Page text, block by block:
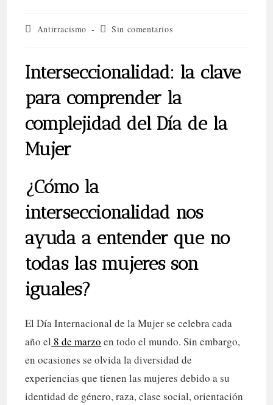
Categoría
entrada:
Antirracismo
Comentarios
entrada:
Sin comentarios
Interseccionalidad: la clave
para comprender la
complejidad del Día de la
Mujer
¿Cómo la
interseccionalidad nos
ayuda a entender que no
todas las mujeres son
iguales?
El Día Internacional de la Mujer se celebra cada
año el 8 de marzo en todo el mundo. Sin embargo,
en ocasiones se olvida la diversidad de
experiencias que tienen las mujeres debido a su
identidad de género, raza, clase social, orientación